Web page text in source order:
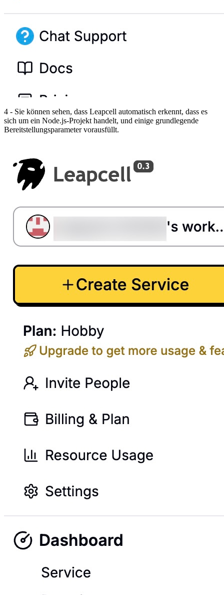
4 - Sie können sehen, dass Leapcell automatisch erkennt, dass es
sich um ein Node.js-Projekt handelt, und einige grundlegende
Bereitstellungsparameter vorausfüllt.